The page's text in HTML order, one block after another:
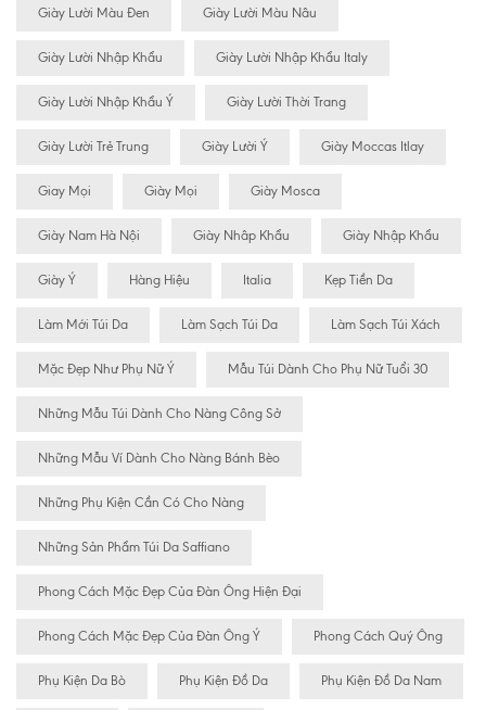
Giày Lười Màu Đen Giày Lười Màu Nâu
Giày Lười Nhập Khẩu Giày Lười Nhập Khẩu Italy
Giày Lười Nhập Khẩu Ý Giày Lười Thời Trang
Giày Lười Trẻ Trung Giày Lười Ý Giày Moccas Itlay
Giay Mọi Giày Mọi Giày Mosca
Giày Nam Hà Nội Giày Nhâp Khẩu Giày Nhập Khẩu
Giày Ý Hàng Hiệu Italia Kẹp Tiền Da
Làm Mới Túi Da Làm Sạch Túi Da Làm Sạch Túi Xách
Mặc Đẹp Như Phụ Nữ Ý Mẫu Túi Dành Cho Phụ Nữ Tuổi 30
Những Mẫu Túi Dành Cho Nàng Công Sở
Những Mẫu Ví Dành Cho Nàng Bánh Bèo
Những Phụ Kiện Cần Có Cho Nàng
Những Sản Phẩm Túi Da Saffiano
Phong Cách Mặc Đẹp Của Đàn Ông Hiện Đại
Phong Cách Mặc Đẹp Của Đàn Ông Ý Phong Cách Quý Ông
Phụ Kiện Da Bò Phụ Kiện Đồ Da Phụ Kiện Đồ Da Nam